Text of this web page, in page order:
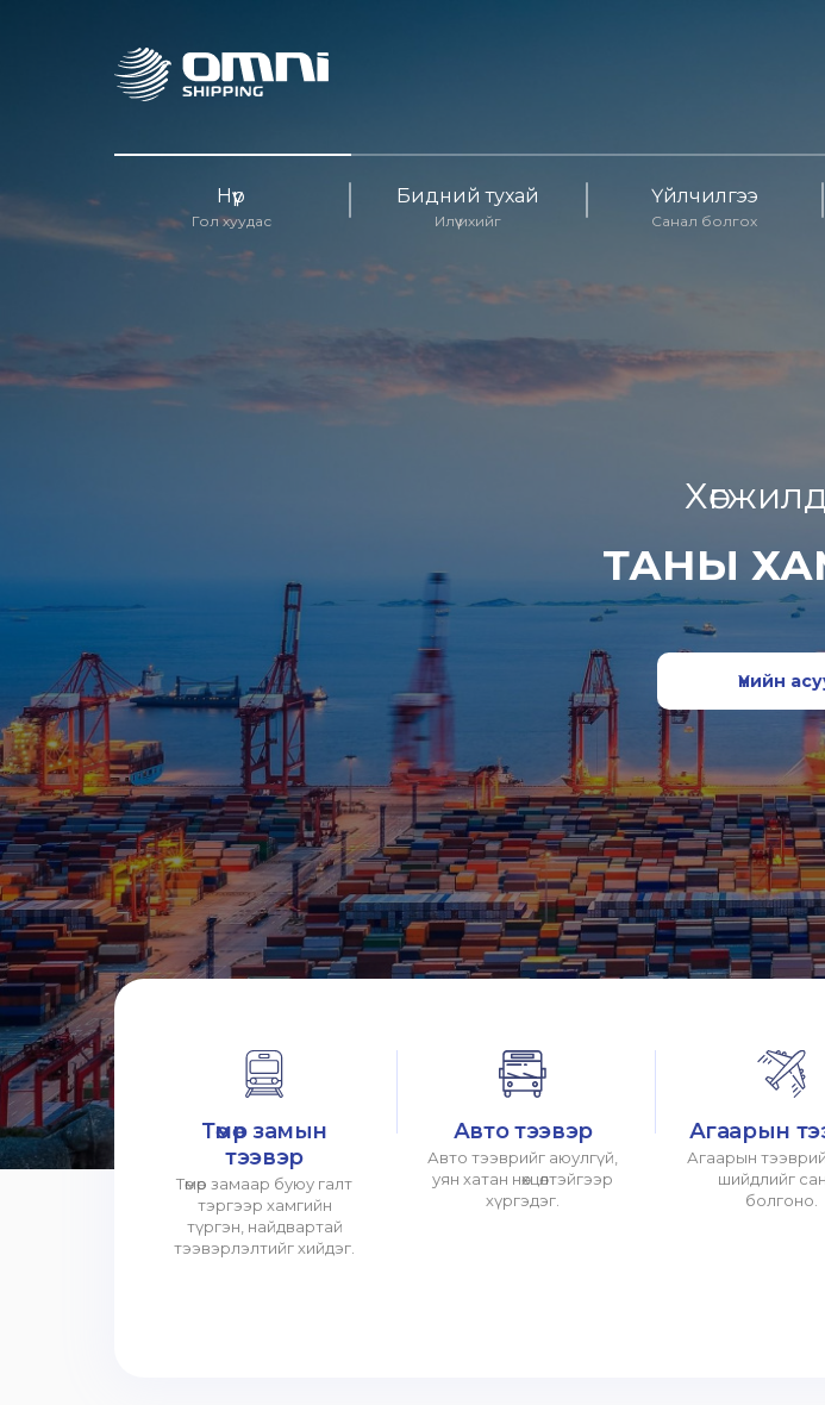
Нүүр
Гол хуудас
Бидний тухай
Илүү ихийг
Үйлчилгээ
Санал болгох
Хөгжилд
ТАНЫ
Үнийн
Төмөр замын
тээвэр
Төмөр замаар буюу галт
тэргээр хамгийн
түргэн, найдвартай
тээвэрлэлтийг хийдэг.
Авто тээвэр
Авто тээврийг аюулгүй,
уян хатан нөхцөлтэйгээр
хүргэдэг.
Агаарын
Агаарын
шийдлийг
болгоно.